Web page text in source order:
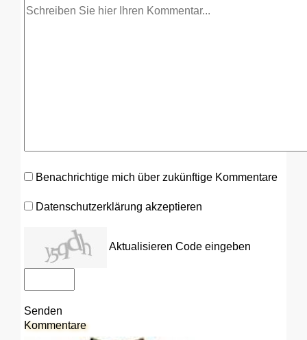
Benachrichtige mich über zukünftige Kommentare
Datenschutzerklärung akzeptieren
Aktualisieren Code eingeben
Senden
Kommentare